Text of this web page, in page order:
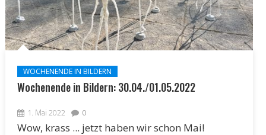
WOCHENENDE IN BILDERN
Wochenende in Bildern: 30.04./01.05.2022
1. Mai 2022 0
Wow, krass ... jetzt haben wir schon Mai!